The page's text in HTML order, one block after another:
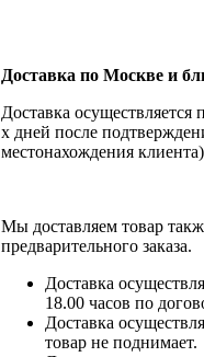
Доставка по Москве и
Доставка
х дней после
местонахождения
Мы доставляем товар
предварительного заказа.
Доставка
18.00 часов по
Доставка
товар не поднимает.